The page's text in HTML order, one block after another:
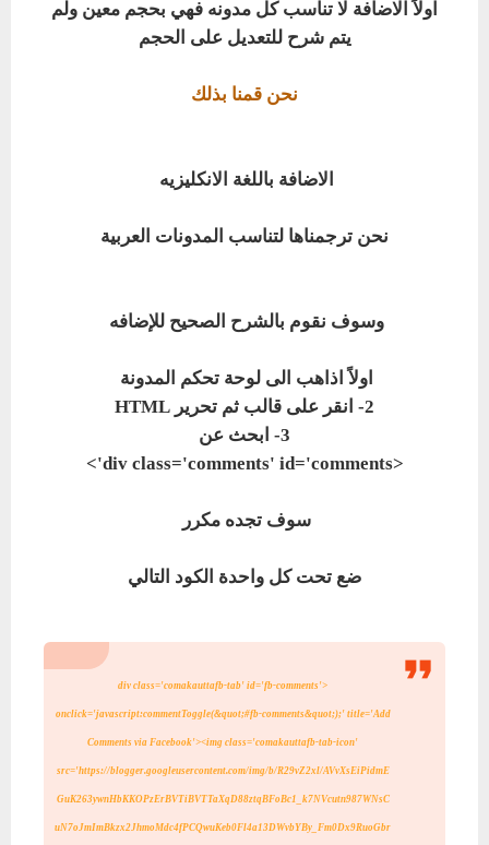
اولاً الاضافة لا تناسب كل مدونه فهي بحجم معين ولم
يتم شرح للتعديل على الحجم
نحن قمنا بذلك
الاضافة باللغة الانكليزيه
نحن ترجمناها لتناسب المدونات العربية
وسوف نقوم بالشرح الصحيح للإضافه
اولاً اذاهب الى لوحة تحكم المدونة
2- انقر على قالب ثم تحرير HTML
3- ابحث عن
<div class='comments' id='comments'>
سوف تجده مكرر
ضع تحت كل واحدة الكود التالي
<div class='comakauttafb-tab' id='fb-comments'
onclick='javascript:commentToggle(&quot;#fb-comments&quot;);' title='Add
Comments via Facebook'><img class='comakauttafb-tab-icon'
src='https://blogger.googleusercontent.com/img/b/R29vZ2xl/AVvXsEiPidmE
GuK263ywnHbKKOPzErBVTiBVTTaXqD88ztqBFoBc1_k7NVcutn987WNsC
uN7oJmImBkzx2JhmoMdc4fPCQwuKeb0Fl4a13DWvbYBy_Fm0Dx9RuoGbr